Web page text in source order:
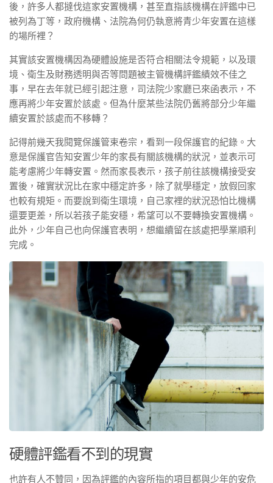
後，許多人都撻伐這家安置機構，甚至直指該機構在評鑑中已
被列為丁等，政府機構、法院為何仍執意將青少年安置在這樣
的場所裡？
其實該安置機構因為硬體設施是否符合相關法令規範，以及環
境、衛生及財務透明與否等問題被主管機構評鑑績效不佳之
事，早在去年就已經引起注意，司法院少家廳已來函表示，不
應再將少年安置於該處。但為什麼某些法院仍舊將部分少年繼
續安置於該處而不移轉？
記得前幾天我閱覽保護管束卷宗，看到一段保護官的紀錄。大
意是保護官告知安置少年的家長有關該機構的狀況，並表示可
能考慮將少年轉安置。然而家長表示，孩子前往該機構接受安
置後，確實狀況比在家中穩定許多，除了就學穩定，放假回家
也較有規矩。而要說到衛生環境，自己家裡的狀況恐怕比機構
還要更差，所以若孩子能安穩，希望可以不要轉換安置機構。
此外，少年自己也向保護官表明，想繼續留在該處把學業順利
完成。
硬體評鑑看不到的現實
也許有人不贊同，因為評鑑的內容所指的項目都與少年的安危